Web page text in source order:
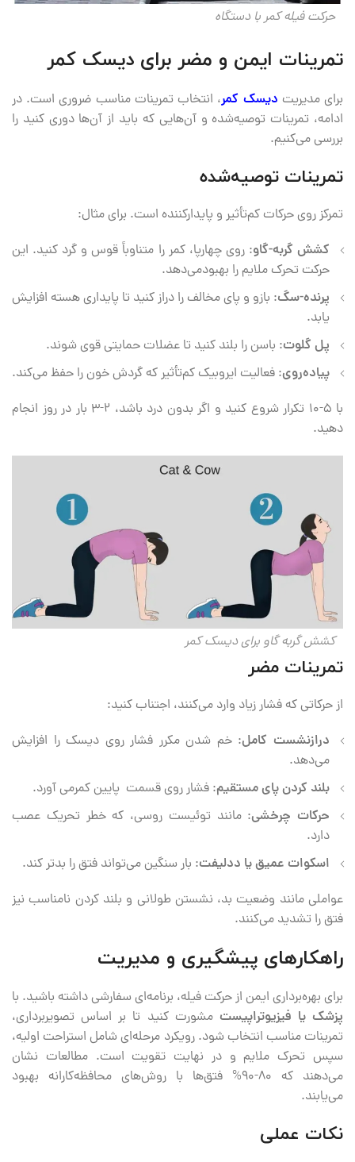
حرکت فیله کمر با دستگاه
تمرینات ایمن و مضر برای دیسک کمر
برای مدیریت دیسک کمر، انتخاب تمرینات مناسب ضروری است. در
ادامه، تمرینات توصیه‌شده و آن‌هایی که باید از آن‌ها دوری کنید را
بررسی می‌کنیم.
تمرینات توصیه‌شده
تمرکز روی حرکات کم‌تأثیر و پایدارکننده است. برای مثال:
کشش گربه-گاو: روی چهارپا، کمر را متناوباً قوس و گرد کنید. این
حرکت تحرک ملایم را بهبودمی‌دهد.
پرنده-سگ: بازو و پای مخالف را دراز کنید تا پایداری هسته افزایش
یابد.
پل گلوت: باسن را بلند کنید تا عضلات حمایتی قوی شوند.
پیاده‌روی: فعالیت ایروبیک کم‌تأثیر که گردش خون را حفظ می‌کند.
با ۵-۱۰ تکرار شروع کنید و اگر بدون درد باشد، ۲-۳ بار در روز انجام
دهید.
کشش گربه گاو برای دیسک کمر
تمرینات مضر
از حرکاتی که فشار زیاد وارد می‌کنند، اجتناب کنید:
درازنشست کامل: خم شدن مکرر فشار روی دیسک را افزایش
می‌دهد.
بلند کردن پای مستقیم: فشار روی قسمت پایین کمرمی آورد.
حرکات چرخشی: مانند توئیست روسی، که خطر تحریک عصب
دارد.
اسکوات عمیق یا ددلیفت: بار سنگین می‌تواند فتق را بدتر کند.
عواملی مانند وضعیت بد، نشستن طولانی و بلند کردن نامناسب نیز
فتق را تشدید می‌کنند.
راهکارهای پیشگیری و مدیریت
برای بهره‌برداری ایمن از حرکت فیله، برنامه‌ای سفارشی داشته باشید. با
پزشک یا فیزیوتراپیست مشورت کنید تا بر اساس تصویربرداری،
تمرینات مناسب انتخاب شود. رویکرد مرحله‌ای شامل استراحت اولیه،
سپس تحرک ملایم و در نهایت تقویت است. مطالعات نشان
می‌دهند که ۸۰-۹۰% فتق‌ها با روش‌های محافظه‌کارانه بهبود
می‌یابند.
نکات عملی